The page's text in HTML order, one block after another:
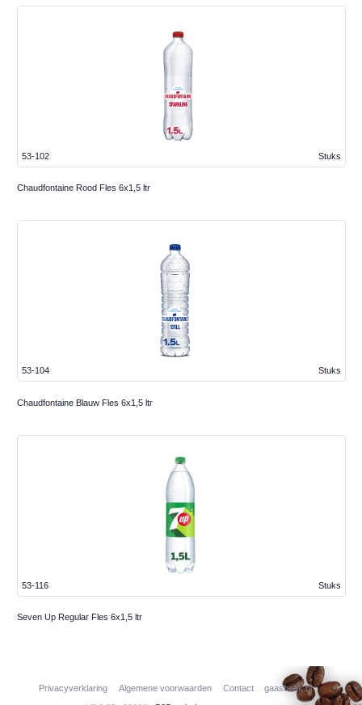
Stuks
53-102
Chaudfontaine Rood Fles 6x1,5 ltr
Stuks
53-104
Chaudfontaine Blauw Fles 6x1,5 ltr
Stuks
53-116
Seven Up Regular Fles 6x1,5 ltr
Privacyverklaring Algemene voorwaarden Contact gaasbeek.nl